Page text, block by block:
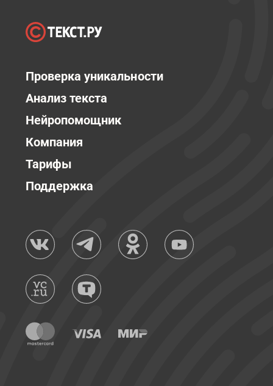
Проверка уникальности
Анализ текста
Нейропомощник
Компания
Тарифы
Поддержка